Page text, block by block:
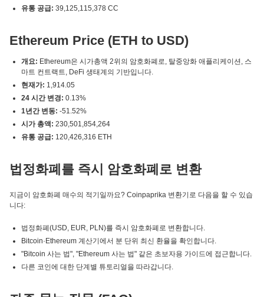
유통 공급: 39,125,115,378 CC
Ethereum Price (ETH to USD)
개요: Ethereum은 시가총액 2위의 암호화폐로, 탈중앙화 애플리케이션, 스
마트 컨트랙트, DeFi 생태계의 기반입니다.
현재가: 1,914.05
24 시간 변경: 0.13%
1년간 변동: -51.52%
시가 총액: 230,501,854,264
유통 공급: 120,426,316 ETH
법정화폐를 즉시 암호화폐로 변환
지금이 암호화폐 매수의 적기일까요? Coinpaprika 변환기로 다음을 할 수 있습
니다:
법정화폐(USD, EUR, PLN)를 즉시 암호화폐로 변환합니다.
Bitcoin·Ethereum 계산기에서 분 단위 최신 환율을 확인합니다.
"Bitcoin 사는 법", "Ethereum 사는 법" 같은 초보자용 가이드에 접근합니다.
다른 코인에 대한 단계별 튜토리얼을 따라갑니다.